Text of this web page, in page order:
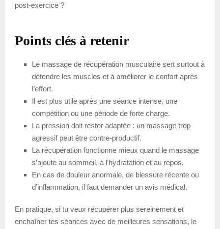
post-exercice ?
Points clés à retenir
Le massage de récupération musculaire sert surtout à
détendre les muscles et à améliorer le confort après
l’effort.
Il est plus utile après une séance intense, une
compétition ou une période de forte charge.
La pression doit rester adaptée : un massage trop
agressif peut être contre-productif.
La récupération fonctionne mieux quand le massage
s’ajoute au sommeil, à l’hydratation et au repos.
En cas de douleur anormale, de blessure récente ou
d’inflammation, il faut demander un avis médical.
En pratique, si tu veux récupérer plus sereinement et
enchaîner tes séances avec de meilleures sensations, le